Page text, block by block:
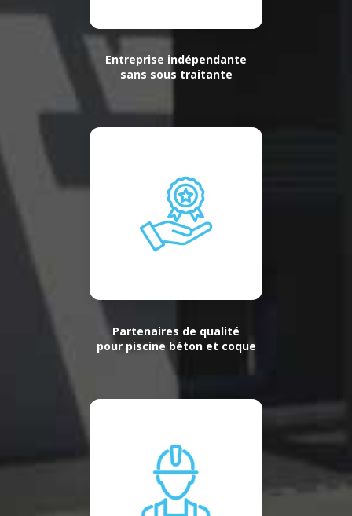
Entreprise indépendante
sans sous traitante
Partenaires de qualité
pour piscine béton et coque